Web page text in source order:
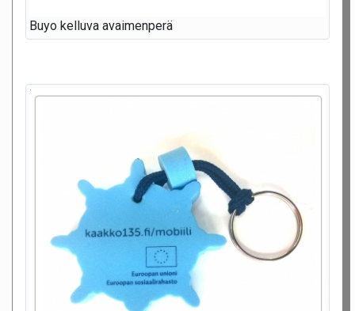
Buyo kelluva avaimenperä